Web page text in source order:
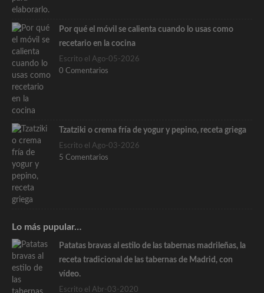
Por qué el móvil se calienta cuando lo usas como
recetario en la cocina
Escrito el Ago-05-2026
0 Comentarios
Tzatziki o crema fría de yogur y pepino, receta griega
Escrito el Ago-03-2026
5 Comentarios
Lo más pupular…
Patatas bravas al estilo de las tabernas madrileñas, la
receta tradicional de las tabernas de Madrid, con
vídeo.
Escrito el Abr-03-2020